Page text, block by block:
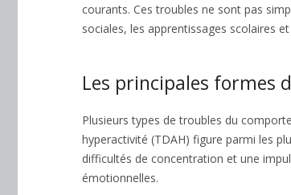
courants. Ces troubles ne sont pas
sociales, les apprentissages scolaires et
Les principales formes
Plusieurs types de troubles du
hyperactivité (TDAH) figure parmi les
difficultés de concentration et une
émotionnelles.